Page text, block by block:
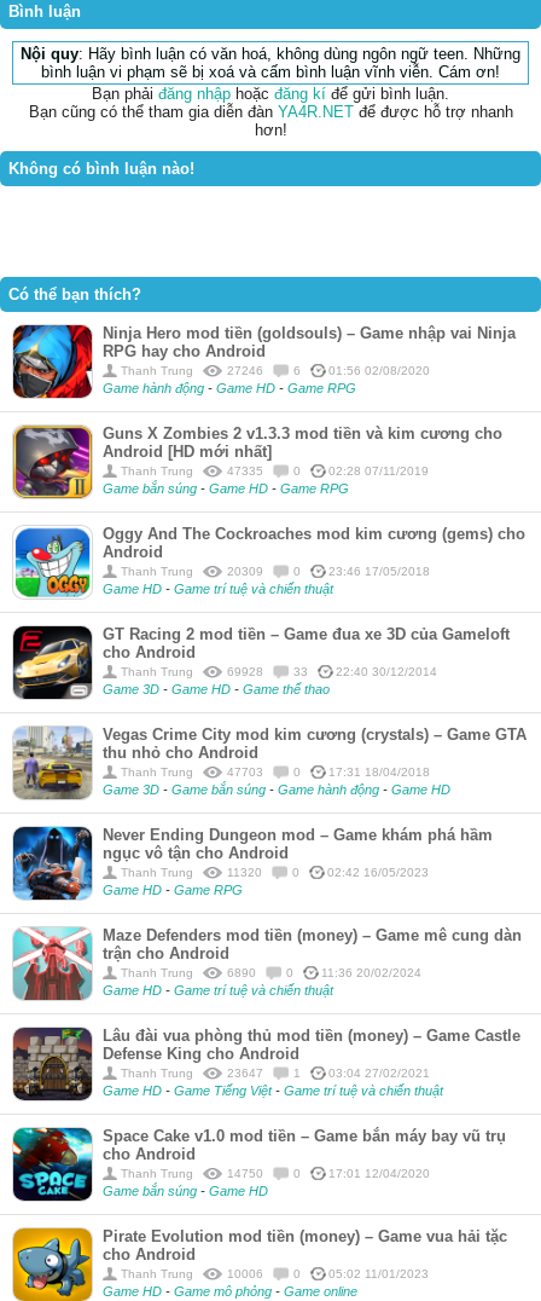
Bình luận
Nội quy: Hãy bình luận có văn hoá, không dùng ngôn ngữ teen. Những
bình luận vi phạm sẽ bị xoá và cấm bình luận vĩnh viễn. Cám ơn!
Bạn phải đăng nhập hoặc đăng kí để gửi bình luận.
Bạn cũng có thể tham gia diễn đàn YA4R.NETđể được hỗ trợ nhanh
hơn!
Không có bình luận nào!
Có thể bạn thích?
Ninja Hero mod tiền (goldsouls) – Game nhập vai Ninja
RPG hay cho Android
Thanh Trung 27246 6 01:56 02/08/2020
Game hành động - Game HD - Game RPG
Guns X Zombies 2 v1.3.3 mod tiền và kim cương cho
Android [HD mới nhất]
Thanh Trung 47335 0 02:28 07/11/2019
Game bắn súng - Game HD - Game RPG
Oggy And The Cockroaches mod kim cương (gems) cho
Android
Thanh Trung 20309 0 23:46 17/05/2018
Game HD - Game trí tuệ và chiến thuật
GT Racing 2 mod tiền – Game đua xe 3D của Gameloft
cho Android
Thanh Trung 69928 33 22:40 30/12/2014
Game 3D - Game HD - Game thể thao
Vegas Crime City mod kim cương (crystals) – Game GTA
thu nhỏ cho Android
Thanh Trung 47703 0 17:31 18/04/2018
Game 3D - Game bắn súng - Game hành động - Game HD
Never Ending Dungeon mod – Game khám phá hầm
ngục vô tận cho Android
Thanh Trung 11320 0 02:42 16/05/2023
Game HD - Game RPG
Maze Defenders mod tiền (money) – Game mê cung dàn
trận cho Android
Thanh Trung 6890 0 11:36 20/02/2024
Game HD - Game trí tuệ và chiến thuật
Lâu đài vua phòng thủ mod tiền (money) – Game Castle
Defense King cho Android
Thanh Trung 23647 1 03:04 27/02/2021
Game HD - Game Tiếng Việt- Game trí tuệ và chiến thuật
Space Cake v1.0 mod tiền – Game bắn máy bay vũ trụ
cho Android
Thanh Trung 14750 0 17:01 12/04/2020
Game bắn súng - Game HD
Pirate Evolution mod tiền (money) – Game vua hải tặc
cho Android
Thanh Trung 10006 0 05:02 11/01/2023
Game HD - Game mô phỏng - Game online